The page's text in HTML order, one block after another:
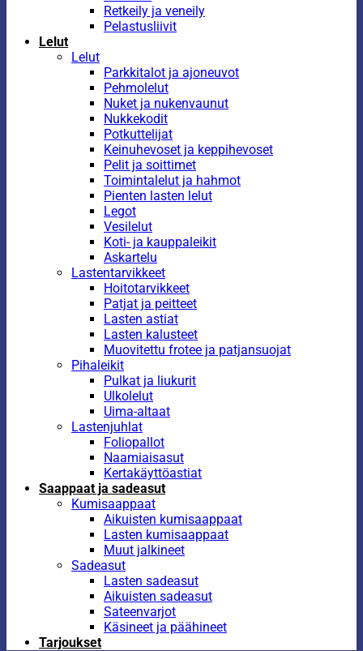
Retkeily ja veneily
Pelastusliivit
Lelut
Lelut
Parkkitalot ja ajoneuvot
Pehmolelut
Nuket ja nukenvaunut
Nukkekodit
Potkuttelijat
Keinuhevoset ja keppihevoset
Pelit ja soittimet
Toimintalelut ja hahmot
Pienten lasten lelut
Legot
Vesilelut
Koti- ja kauppaleikit
Askartelu
Lastentarvikkeet
Hoitotarvikkeet
Patjat ja peitteet
Lasten astiat
Lasten kalusteet
Muovitettu frotee ja patjansuojat
Pihaleikit
Pulkat ja liukurit
Ulkolelut
Uima-altaat
Lastenjuhlat
Foliopallot
Naamiaisasut
Kertakäyttöastiat
Saappaat ja sadeasut
Kumisaappaat
Aikuisten kumisaappaat
Lasten kumisaappaat
Muut jalkineet
Sadeasut
Lasten sadeasut
Aikuisten sadeasut
Sateenvarjot
Käsineet ja päähineet
Tarjoukset